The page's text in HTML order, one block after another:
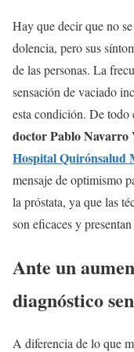
Hay que decir que no
dolencia, pero sus
de las personas. La
sensación de vaciado
esta condición. De todo
doctorPablo Navarro
Hospital Quirónsalud
mensaje de optimismo
la próstata, ya que las
son eficaces y
Ante un
diagnóstico
A diferencia de lo que